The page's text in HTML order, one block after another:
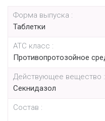
Форма выпуска :
Таблетки
АТС класс :
Противопротозойное
Действующее вещество :
Секнидазол
Состав :